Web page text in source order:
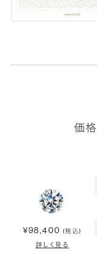
価
¥98,400 (税込)
詳しく見る